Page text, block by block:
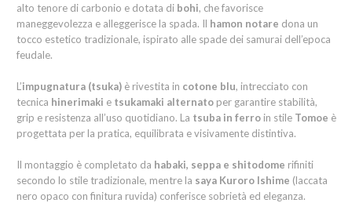
alto tenore di carbonio e dotata di bohi, che favorisce
maneggevolezza e alleggerisce la spada. Il hamon notare dona un
tocco estetico tradizionale, ispirato alle spade dei samurai dell’epoca
feudale.
L’impugnatura (tsuka) è rivestita in cotone blu, intrecciato con
tecnica hinerimaki e tsukamaki alternato per garantire stabilità,
grip e resistenza all’uso quotidiano. La tsuba in ferro in stile Tomoe è
progettata per la pratica, equilibrata e visivamente distintiva.
Il montaggio è completato da habaki, seppa e shitodome rifiniti
secondo lo stile tradizionale, mentre la saya Kuroro Ishime (laccata
nero opaco con finitura ruvida) conferisce sobrietà ed eleganza.